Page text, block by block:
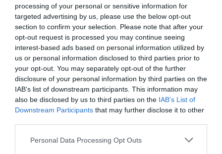
processing of your personal or sensitive information for
targeted advertising by us, please use the below opt-out
section to confirm your selection. Please note that after your
opt-out request is processed you may continue seeing
interest-based ads based on personal information utilized by
us or personal information disclosed to third parties prior to
your opt-out. You may separately opt-out of the further
disclosure of your personal information by third parties on the
IAB’s list of downstream participants. This information may
also be disclosed by us to third parties on the IAB’s List of
Downstream Participants that may further disclose it to other
Please note that this website/app uses one or more Google
Personal Data Processing Opt Outs
Stop Eating These 3 Foods That Are Known to
Cause Parasites
More